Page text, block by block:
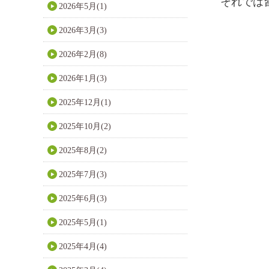
2026年5月(1)
2026年3月(3)
2026年2月(8)
2026年1月(3)
2025年12月(1)
2025年10月(2)
2025年8月(2)
2025年7月(3)
2025年6月(3)
2025年5月(1)
2025年4月(4)